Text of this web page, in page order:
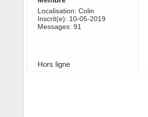
Localisation: Colin
Inscrit(e): 10-05-2019
Messages: 91
Hors ligne